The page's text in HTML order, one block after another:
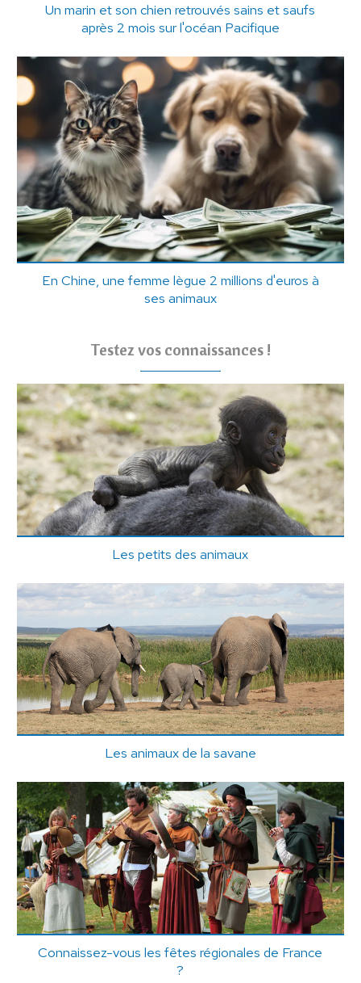
Un marin et son chien retrouvés sains et saufs
après 2 mois sur l'océan Pacifique
En Chine, une femme lègue 2 millions d'euros à
ses animaux
Testez vos connaissances !
Les petits des animaux
Les animaux de la savane
Connaissez-vous les fêtes régionales de France
?